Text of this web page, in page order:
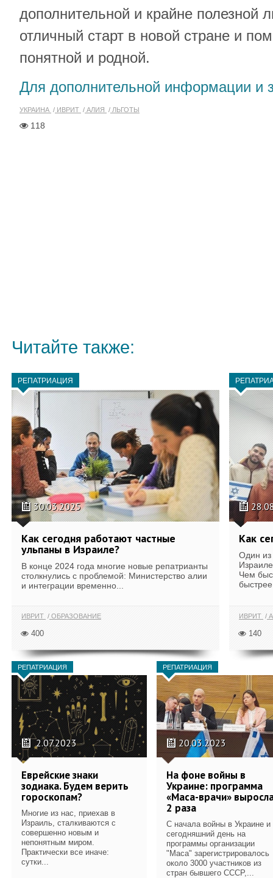
дополнительной и крайне полезной
отличный старт в новой стране и
понятной и родной.
Для дополнительной информации и
УКРАИНА ИВРИТ АЛИЯ ЛЬГОТЫ
118
Читайте также:
РЕПАТРИАЦИЯ
30.03.2025
Как сегодня работают частные
ульпаны в Израиле?
В конце 2024 года многие новые репатрианты
столкнулись с проблемой: Министерство алии
и интеграции временно...
ИВРИТ ОБРАЗОВАНИЕ
400
Как
Один из
Чем
ИВРИТ
140
РЕПАТРИАЦИЯ
2.07.2023
Еврейские знаки
зодиака. Будем верить
гороскопам?
Многие из нас, приехав в
Израиль, сталкиваются с
совершенно новым и
непонятным миром.
Практически все иначе:
сутки...
РЕПАТРИАЦИЯ
20.03.2023
На фоне войны в
Украине: программа
«Маса-врачи»
2 раза
С начала войны в Украине и
сегодняшний день на
программы организации
"Маса" зарегистрировалось
около 3000 участников из
стран бывшего СССР,...